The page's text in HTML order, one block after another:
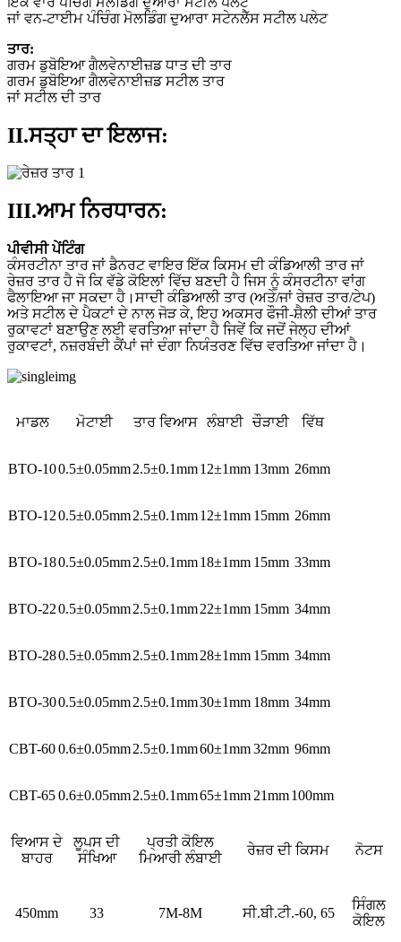
ਜਾਂ ਵਨ-ਟਾਈਮ ਪੰਚਿੰਗ ਮੋਲਡਿੰਗ ਦੁਆਰਾ ਸਟੇਨਲੈੱਸ ਸਟੀਲ ਪਲੇਟ
ਤਾਰ:
ਗਰਮ ਡੁਬੋਇਆ ਗੈਲਵੇਨਾਈਜ਼ਡ ਧਾਤ ਦੀ ਤਾਰ
ਗਰਮ ਡੁਬੋਇਆ ਗੈਲਵੇਨਾਈਜ਼ਡ ਸਟੀਲ ਤਾਰ
ਜਾਂ ਸਟੀਲ ਦੀ ਤਾਰ
II.ਸਤ੍ਹਾ ਦਾ ਇਲਾਜ:
III.ਆਮ ਨਿਰਧਾਰਨ:
ਪੀਵੀਸੀ ਪੇਂਟਿੰਗ
ਕੰਸਰਟੀਨਾ ਤਾਰ ਜਾਂ ਡੈਨਰਟ ਵਾਇਰ ਇੱਕ ਕਿਸਮ ਦੀ ਕੰਡਿਆਲੀ ਤਾਰ ਜਾਂ
ਰੇਜ਼ਰ ਤਾਰ ਹੈ ਜੋ ਕਿ ਵੱਡੇ ਕੋਇਲਾਂ ਵਿੱਚ ਬਣਦੀ ਹੈ ਜਿਸ ਨੂੰ ਕੰਸਰਟੀਨਾ ਵਾਂਗ
ਫੈਲਾਇਆ ਜਾ ਸਕਦਾ ਹੈ।ਸਾਦੀ ਕੰਡਿਆਲੀ ਤਾਰ (ਅਤੇ/ਜਾਂ ਰੇਜ਼ਰ ਤਾਰ/ਟੇਪ)
ਅਤੇ ਸਟੀਲ ਦੇ ਪੈਕਟਾਂ ਦੇ ਨਾਲ ਜੋੜ ਕੇ, ਇਹ ਅਕਸਰ ਫੌਜੀ-ਸ਼ੈਲੀ ਦੀਆਂ ਤਾਰ
ਰੁਕਾਵਟਾਂ ਬਣਾਉਣ ਲਈ ਵਰਤਿਆ ਜਾਂਦਾ ਹੈ ਜਿਵੇਂ ਕਿ ਜਦੋਂ ਜੇਲ੍ਹ ਦੀਆਂ
ਰੁਕਾਵਟਾਂ, ਨਜ਼ਰਬੰਦੀ ਕੈਂਪਾਂ ਜਾਂ ਦੰਗਾ ਨਿਯੰਤਰਣ ਵਿੱਚ ਵਰਤਿਆ ਜਾਂਦਾ ਹੈ।
ਮਾਡਲ ਮੋਟਾਈ ਤਾਰ ਵਿਆਸ ਲੰਬਾਈ ਚੌੜਾਈ ਵਿੱਥ
BTO-100.5±0.05mm2.5±0.1mm12±1mm 13mm 26mm
BTO-120.5±0.05mm2.5±0.1mm12±1mm 15mm 26mm
BTO-180.5±0.05mm2.5±0.1mm18±1mm 15mm 33mm
BTO-220.5±0.05mm2.5±0.1mm22±1mm 15mm 34mm
BTO-280.5±0.05mm2.5±0.1mm28±1mm 15mm 34mm
BTO-300.5±0.05mm2.5±0.1mm30±1mm 18mm 34mm
CBT-600.6±0.05mm2.5±0.1mm60±1mm32mm 96mm
CBT-650.6±0.05mm2.5±0.1mm65±1mm 21mm 100mm
ਵਿਆਸ ਦੇ
ਬਾਹਰ
ਲੂਪਸ ਦੀ
ਸੰਖਿਆ
ਪ੍ਰਤੀ ਕੋਇਲ
ਮਿਆਰੀ ਲੰਬਾਈ
ਰੇਜ਼ਰ ਦੀ ਕਿਸਮ ਨੋਟਸ
450mm 33 7M-8M ਸੀ.ਬੀ.ਟੀ.-60, 65
ਸਿੰਗਲ
ਕੋਇਲ